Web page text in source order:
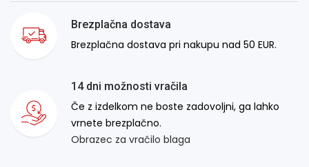
Brezplačna dostava
Brezplačna dostava pri nakupu nad 50 EUR.
14 dni možnosti vračila
Če z izdelkom ne boste zadovoljni, ga lahko
vrnete brezplačno.
Obrazec za vračilo blaga